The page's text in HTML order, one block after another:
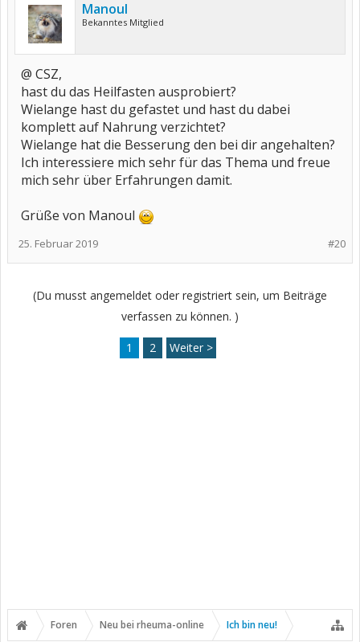
Manoul
Bekanntes Mitglied
@ CSZ,
hast du das Heilfasten ausprobiert?
Wielange hast du gefastet und hast du dabei
komplett auf Nahrung verzichtet?
Wielange hat die Besserung den bei dir angehalten?
Ich interessiere mich sehr für das Thema und freue
mich sehr über Erfahrungen damit.
Grüße von Manoul
#20
25. Februar 2019
(Du musst angemeldet oder registriert sein, um Beiträge
verfassen zu können. )
1 2 Weiter >
Foren Neu bei rheuma-online Ich bin neu!